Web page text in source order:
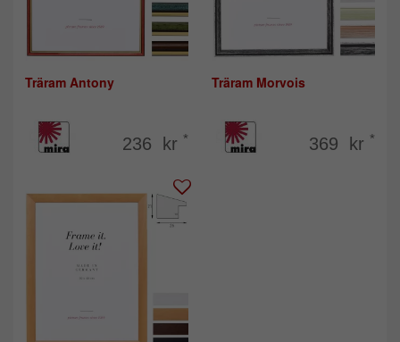
Träram Antony
236 kr *
Träram Morvois
369 kr *